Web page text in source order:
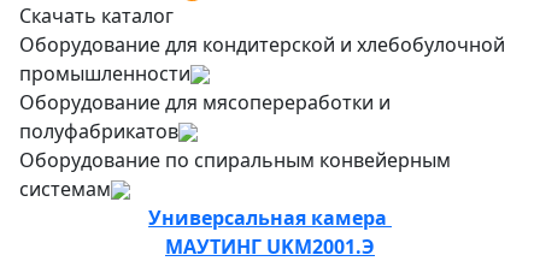
Скачать каталог
Оборудование для кондитерской и хлебобулочной
промышленности
Оборудование для мясопереработки и
полуфабрикатов
Оборудование по спиральным конвейерным
системам
Универсальная камера
МАУТИНГ UKM2001.Э